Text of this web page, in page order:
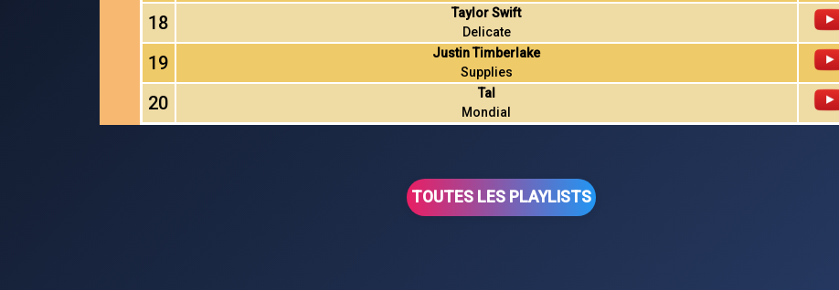
18
Taylor Swift
Delicate
19
Justin Timberlake
Supplies
20
Tal
Mondial
TOUTES LES PLAYLISTS